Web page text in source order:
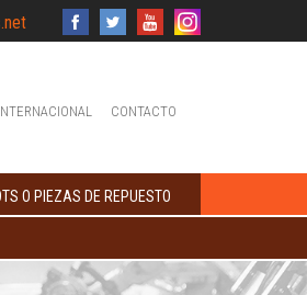
CONTACTO
O PIEZAS DE REPUESTO